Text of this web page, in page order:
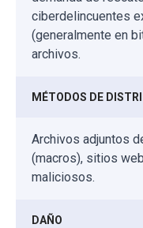
ciberdelincuentes
(generalmente en
archivos.
MÉTODOS DE
Archivos adjuntos
(macros), sitios
maliciosos.
DAÑO